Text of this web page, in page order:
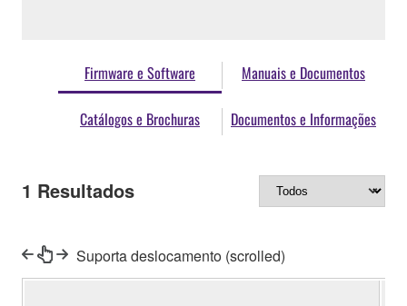
Firmware e Software Manuais e Documentos
Catálogos e Brochuras Documentos e Informações
1 Resultados
Suporta deslocamento (scrolled)